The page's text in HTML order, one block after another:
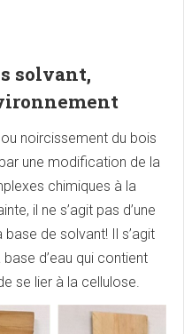
solvant,
noircissement du bois
une modification de la
chimiques à la
il ne s’agit pas d’une
base de solvant! Il s’agit
d’eau qui contient
se lier à la cellulose.